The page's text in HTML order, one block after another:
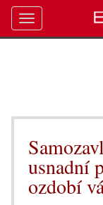
usnadní
ozdobí
Toggle
navigation